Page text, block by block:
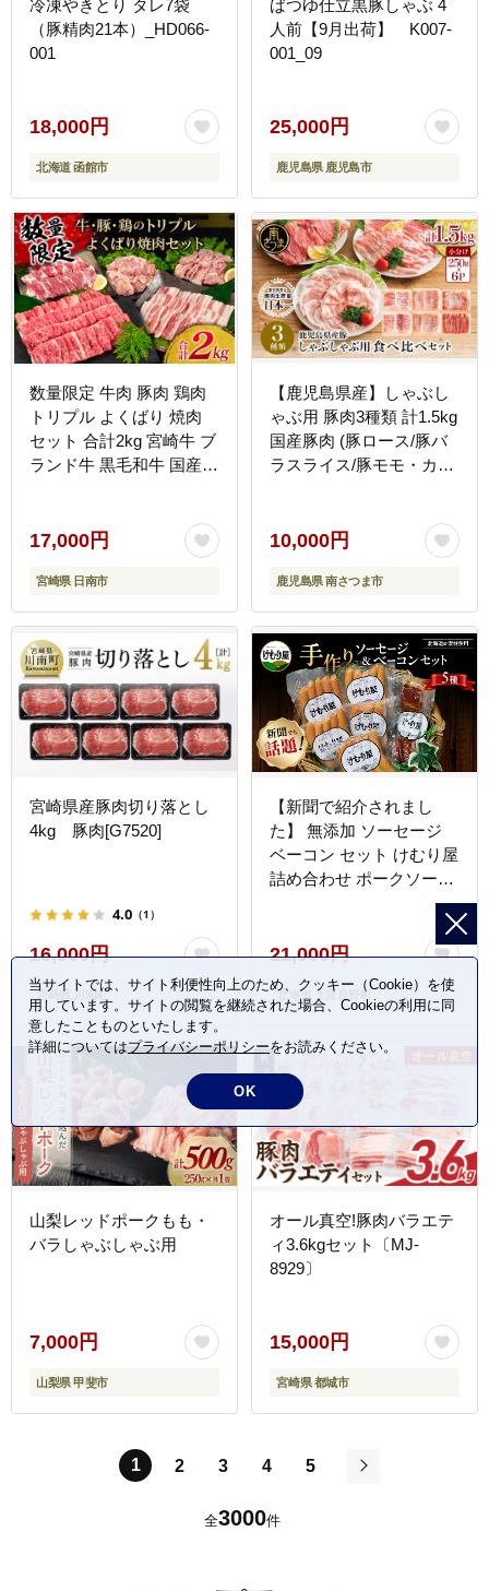
冷凍やきとり タレ7袋
（豚精肉21本）_HD066-
001
18,000円
北海道 函館市
ばつゆ仕立黒豚しゃぶ 4
人前【9月出荷】 K007-
001_09
25,000円
鹿児島県 鹿児島市
数量限定 牛肉 豚肉 鶏肉
トリプル よくばり 焼肉
セット 合計2kg 宮崎牛 ブ
ランド牛 黒毛和牛 国産
お弁当 BBQ キャンプ グ
ランピング お取り寄せ グ
ルメ 詰め合わせ 大容量
宮崎県 日南市 送料無料
_CB101-25
17,000円
宮崎県 日南市
【鹿児島県産】しゃぶし
ゃぶ用 豚肉3種類 計1.5kg
国産豚肉 (豚ロース/豚バ
ラスライス/豚モモ・カ
一 カミチク 南さつま市
10,000円
鹿児島県 南さつま市
宮崎県産豚肉切り落とし
4kg 豚肉[G7520]
4.0 （1）
16,000円
宮崎県 川南町
【新聞で紹介されまし
た】 無添加 ソーセージ
ベーコン セット けむり屋
詰め合わせ ポークソーセ
ージ ポーク フランクフル
ト ペッパーウインナー ペ
ッパー バラベーコン ウイ
ンナー ウィンナー
21,000円
北海道 上富良野町
山梨レッドポークもも・
バラしゃぶしゃぶ用
7,000円
山梨県 甲斐市
オール真空!豚肉バラエテ
ィ3.6kgセット〔MJ-
8929〕
15,000円
宮崎県 都城市
1 2 3 4
5
全3000件
当サイトでは、サイト利便性向上のため、クッキー（Cookie）を使
用しています。サイトの閲覧を継続された場合、Cookieの利用に同
意したことものといたします。
詳細についてはプライバシーポリシーをお読みください。
OK